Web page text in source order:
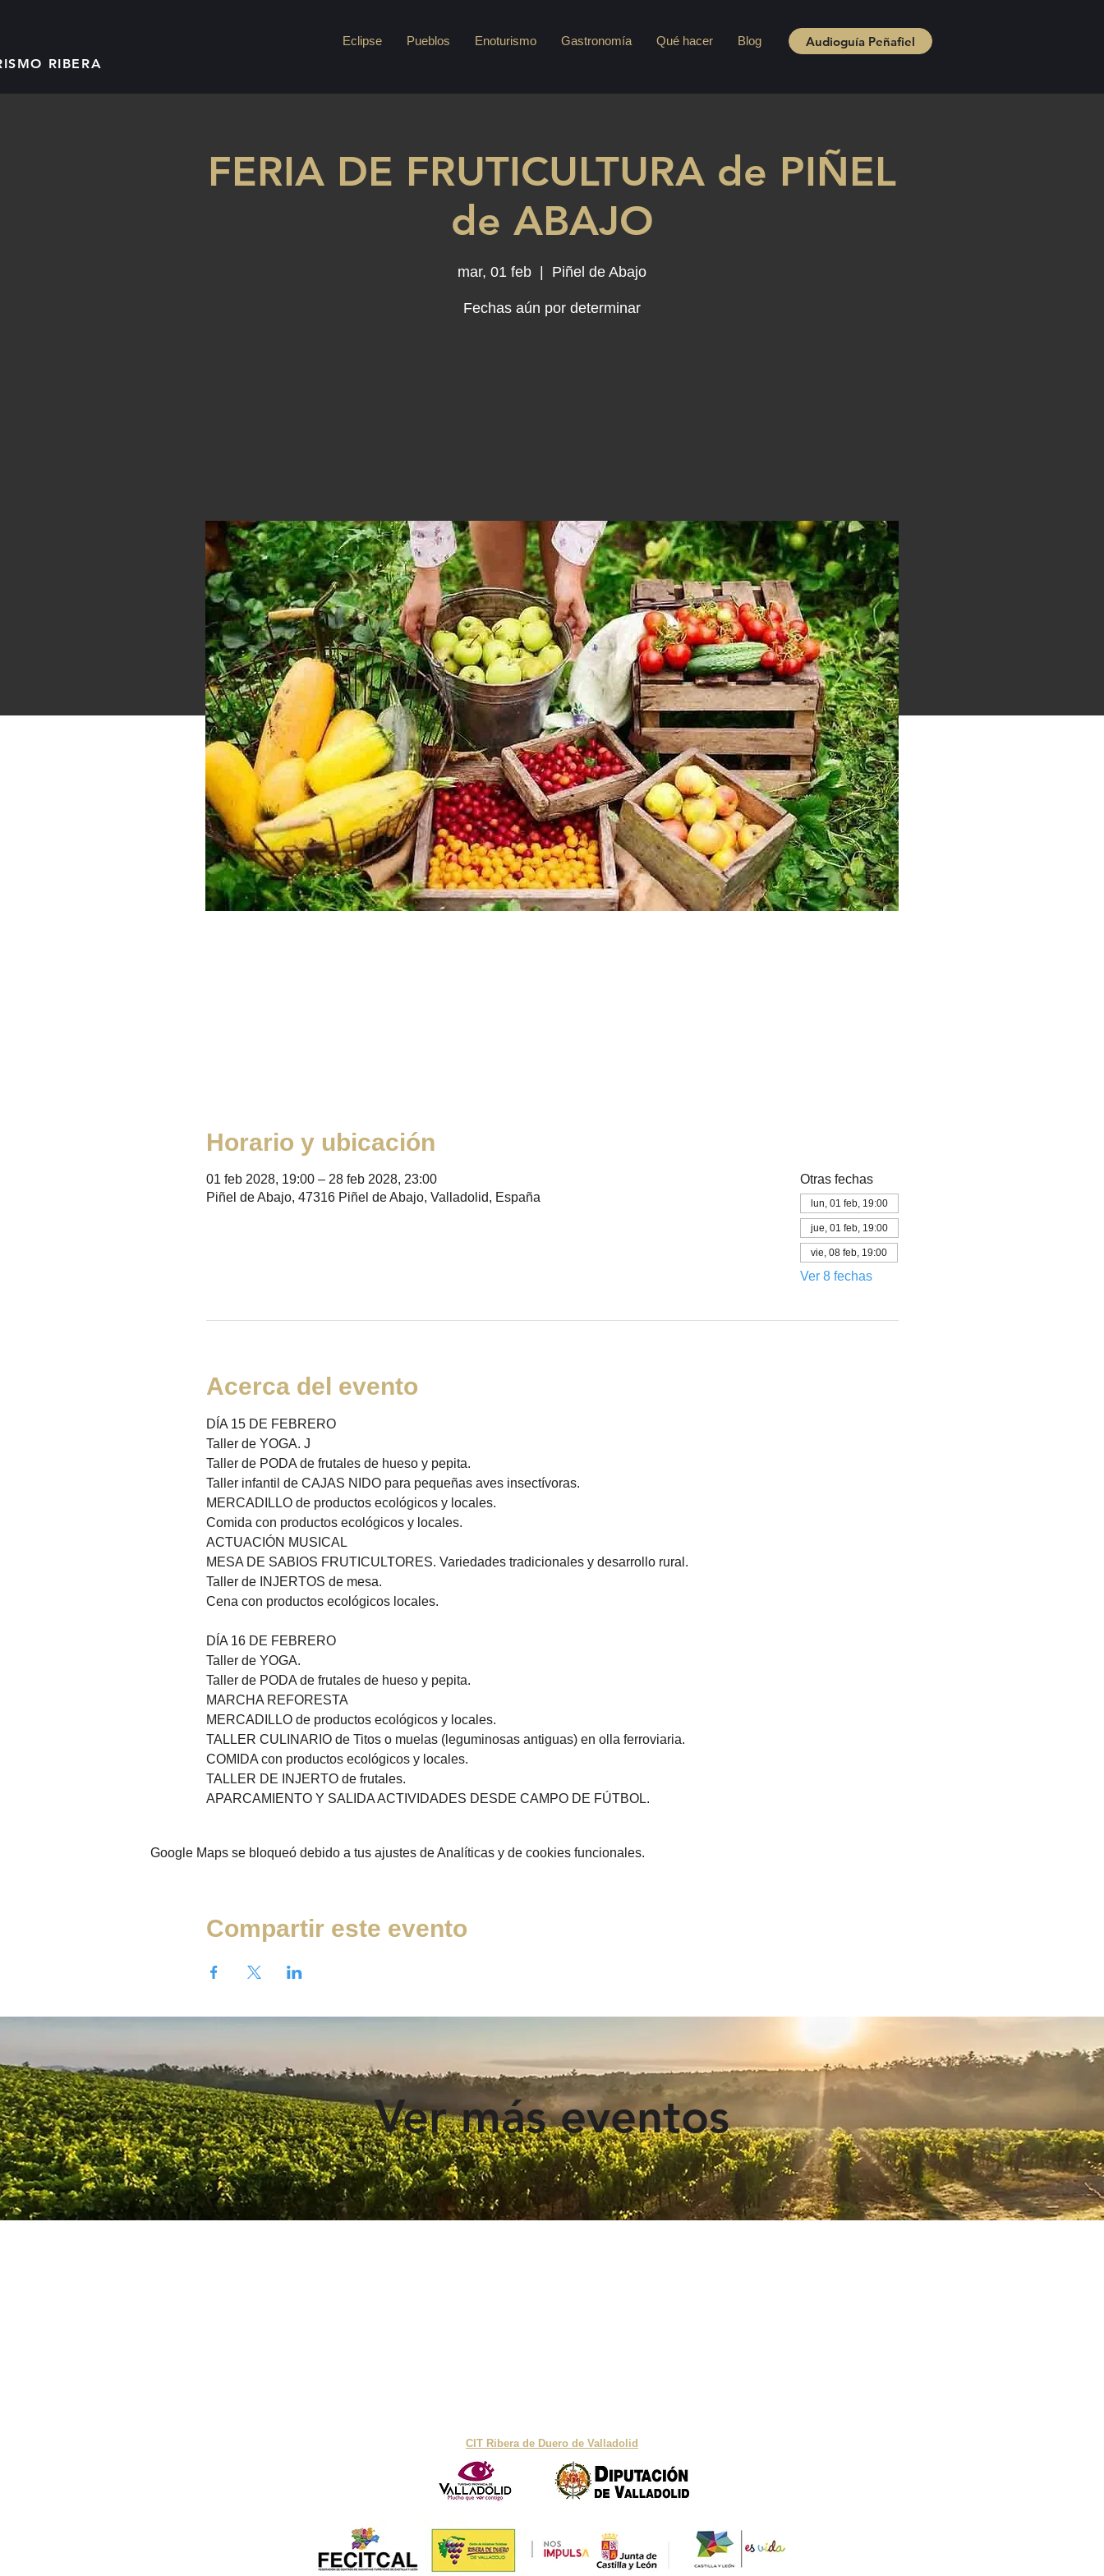
RIBERA
Eclipse Pueblos Enoturismo Gastronomía Qué hacer Blog Audioguía Peñafiel
FERIA DE FRUTICULTURA de PIÑEL
de ABAJO
mar, 01 feb Piñel de Abajo
Fechas aún por determinar
Horario y ubicación
01 feb 2028, 19:00 – 28 feb 2028, 23:00
Piñel de Abajo, 47316 Piñel de Abajo, Valladolid, España
Otras fechas
lun, 01 feb, 19:00
jue, 01 feb, 19:00
vie, 08 feb, 19:00
Ver 8 fechas
Acerca del evento
DÍA 15 DE FEBRERO
Taller de YOGA. J
Taller de PODA de frutales de hueso y pepita.
Taller infantil de CAJAS NIDO para pequeñas aves insectívoras.
MERCADILLO de productos ecológicos y locales.
Comida con productos ecológicos y locales.
ACTUACIÓN MUSICAL
MESA DE SABIOS FRUTICULTORES. Variedades tradicionales y desarrollo rural.
Taller de INJERTOS de mesa.
Cena con productos ecológicos locales.
DÍA 16 DE FEBRERO
Taller de YOGA.
Taller de PODA de frutales de hueso y pepita.
MARCHA REFORESTA
MERCADILLO de productos ecológicos y locales.
TALLER CULINARIO de Titos o muelas (leguminosas antiguas) en olla ferroviaria.
COMIDA con productos ecológicos y locales.
TALLER DE INJERTO de frutales.
APARCAMIENTO Y SALIDA ACTIVIDADES DESDE CAMPO DE FÚTBOL.
Google Maps se bloqueó debido a tus ajustes de Analíticas y de cookies funcionales.
Compartir este evento
Ver más eventos
CIT Ribera de Duero de Valladolid